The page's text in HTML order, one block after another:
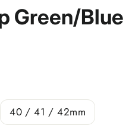
Green/Blue
40 / 41 / 42mm